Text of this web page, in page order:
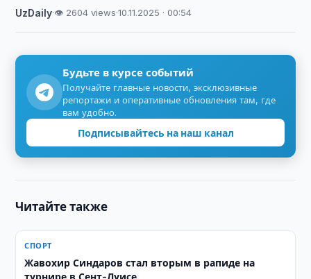
UzDaily·👁 2604 views·10.11.2025 · 00:54
Будьте в курсе событий
Получайте главные новости, эксклюзивные
репортажи и оперативные обновления там, где
вам удобно.
Подписывайтесь на наш канал
Читайте также
СПОРТ
Жавохир Синдаров стал вторым в рапиде на
турнире в Сент-Луисе